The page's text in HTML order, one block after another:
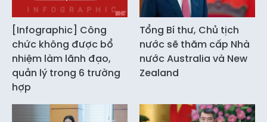
[Infographic] Công
chức không được bổ
nhiệm làm lãnh đạo,
quản lý trong 6 trường
hợp
Tổng Bí thư, Chủ tịch
nước sẽ thăm cấp Nhà
nước Australia và New
Zealand